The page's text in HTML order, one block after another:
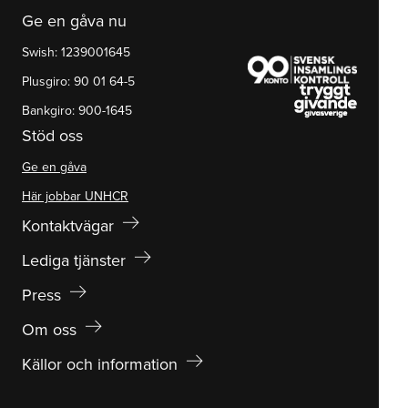
Ge en gåva nu
Swish: 1239001645
Plusgiro: 90 01 64-5
Bankgiro: 900-1645
Stöd oss
Ge en gåva
Här jobbar UNHCR
Kontaktvägar arrow_right_alt
Lediga tjänster arrow_right_alt
Press arrow_right_alt
Om oss arrow_right_alt
Källor och information arrow_right_alt